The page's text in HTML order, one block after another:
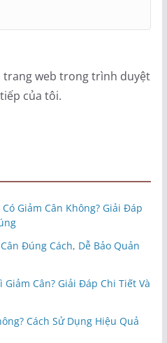
trang web trong trình duyệt
của tôi.
Giảm Cân Không? Giải Đáp
Đúng Cách, Dễ Bảo Quản
Cân? Giải Đáp Chi Tiết Và
Cách Sử Dụng Hiệu Quả